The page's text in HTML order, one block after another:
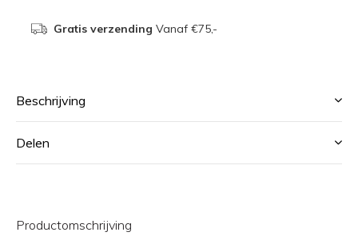
Gratis verzending Vanaf €75,-
Beschrijving
Delen
Productomschrijving